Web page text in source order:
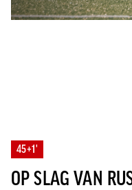
45+1'
OP SLAG VAN